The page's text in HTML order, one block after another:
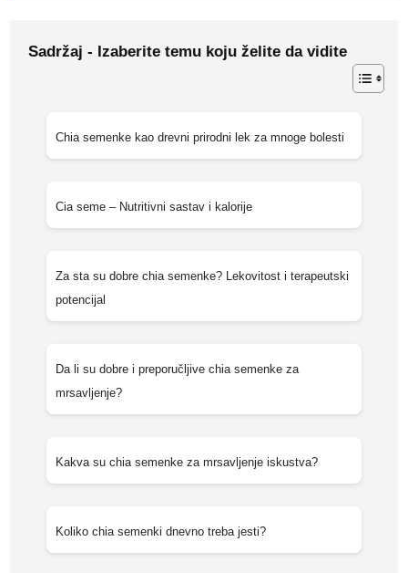
Sadržaj - Izaberite temu koju želite da vidite
Chia semenke kao drevni prirodni lek za mnoge bolesti
Cia seme – Nutritivni sastav i kalorije
Za sta su dobre chia semenke? Lekovitost i terapeutski
potencijal
Da li su dobre i preporučljive chia semenke za
mrsavljenje?
Kakva su chia semenke za mrsavljenje iskustva?
Koliko chia semenki dnevno treba jesti?